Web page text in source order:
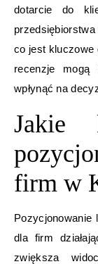
dotarcie do
co jest kluczowe
recenzje
wpłynąć na
Jakie
firm w
dla firm
zwiększa